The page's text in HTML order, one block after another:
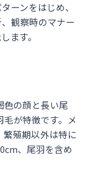
ーンをはじめ、
観察時のマナー
ます。
色の顔と長い尾
が特徴です。メ
殖期以外は特に
、尾羽を含め